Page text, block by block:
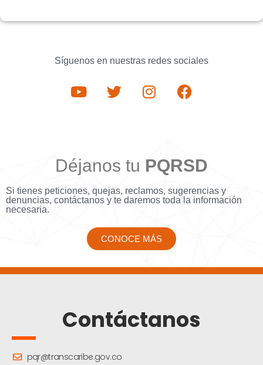
Síguenos en nuestras redes sociales
Déjanos tu PQRSD
Si tienes peticiones, quejas, reclamos, sugerencias y
denuncias, contáctanos y te daremos toda la información
necesaria.
CONOCE MÁS
Contáctanos
pqr@transcaribe.gov.co